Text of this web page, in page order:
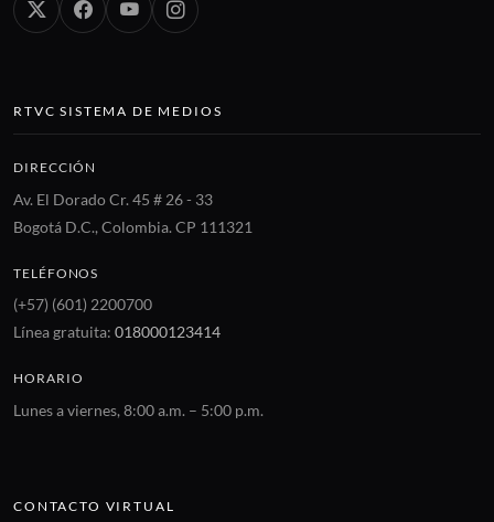
RTVC SISTEMA DE MEDIOS
DIRECCIÓN
Av. El Dorado Cr. 45 # 26 - 33
Bogotá D.C., Colombia. CP 111321
TELÉFONOS
(+57) (601) 2200700
Línea gratuita: 018000123414
HORARIO
Lunes a viernes, 8:00 a.m. – 5:00 p.m.
CONTACTO VIRTUAL